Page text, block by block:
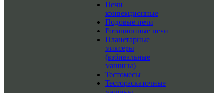
Печи
конвекционные
Подовые печи
Ротационные печи
Планетарные
миксеры
(взбивальные
машины)
Тестомесы
Тестораскаточные